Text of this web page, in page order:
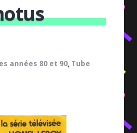
années 80 et 90, Tube